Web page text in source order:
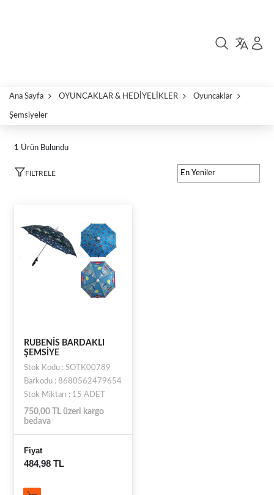
Ana Sayfa OYUNCAKLAR & HEDİYELİKLER Oyuncaklar
Şemsiyeler
1 Ürün Bulundu
FILTRELE
RUBENİS BARDAKLI
ŞEMSİYE
Stok Kodu : SOTK00789
Barkodu : 8680562479654
Stok Miktarı : 15 ADET
750,00 TL üzeri kargo
bedava
Fiyat
484,98 TL